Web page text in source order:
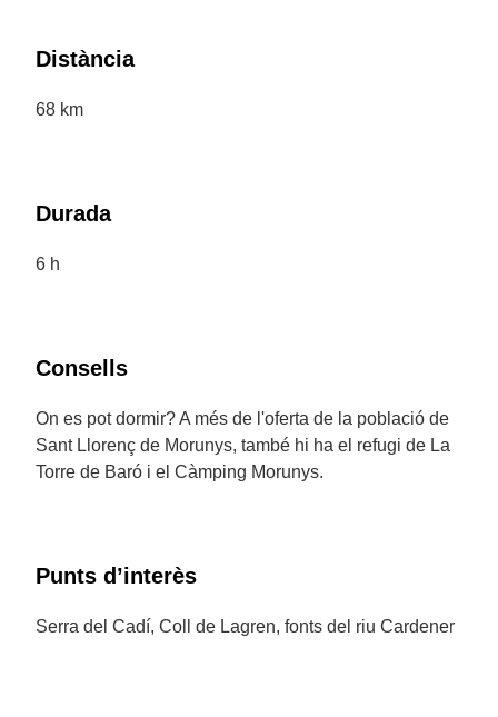
Distància
68 km
Durada
6 h
Consells
On es pot dormir? A més de l'oferta de la població de
Sant Llorenç de Morunys, també hi ha el refugi de La
Torre de Baró i el Càmping Morunys.
Punts d’interès
Serra del Cadí, Coll de Lagren, fonts del riu Cardener